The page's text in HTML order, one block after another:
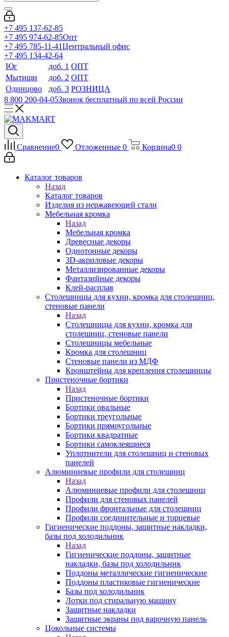
+7 495 137-62-85
+7 495 974-62-85Опт
+7 495 785-11-41Центральный офис
+7 495 134-42-64
Юг
доб. 1 ОПТ
Мытищи
доб. 2 ОПТ
Одинцово
доб. 3 РОЗНИЦА
8 800 200-04-05Звонок бесплатный по всей России
Сравнение0 Отложенные 0 Корзина0 0
Каталог товаров
Назад
Каталог товаров
Изделия из нержавеющей стали
Мебельная кромка
Назад
Мебельная кромка
Древесные декоры
Однотонные декоры
3D-акриловые декоры
Металлизированные декоры
Фантазийные декоры
Клей-расплав
Столешницы для кухни, кромка для столешниц,
стеновые панели
Назад
Столешницы для кухни, кромка для
столешниц, стеновые панели
Столешницы мебельные
Кромка для столешниц
Стеновые панели из МДФ
Кронштейны для крепления столешницы
Пристеночные бортики
Назад
Пристеночные бортики
Бортики овальные
Бортики треугольные
Бортики прямоугольные
Бортики квадратные
Бортики самоклеящиеся
Уплотнители для столешниц и стеновых
панелей
Алюминиевые профили для столешниц
Назад
Алюминиевые профили для столешниц
Профили для стеновых панелей
Профили фронтальные для столешниц
Профили соединительные и торцевые
Гигиенические поддоны, защитные накладки,
базы под холодильник
Назад
Гигиенические поддоны, защитные
накладки, базы под холодильник
Поддоны металлические гигиенические
Поддоны пластиковые гигиенические
Базы под холодильник
Лотки под стиральную машину
Защитные накладки
Защитные экраны под варочную панель
Цокольные системы